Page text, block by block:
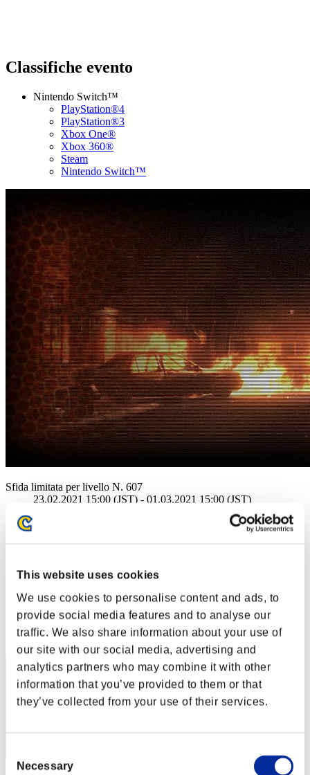
This website uses cookies
We use cookies to personalise content and ads, to
provide social media features and to analyse our
traffic. We also share information about your use of
our site with our social media, advertising and
analytics partners who may combine it with other
information that you’ve provided to them or that
they’ve collected from your use of their services.
Selection
Necessary
Classifiche evento
Nintendo Switch™
PlayStation®4
PlayStation®3
Xbox One®
Xbox 360®
Steam
Nintendo Switch™
Sfida limitata per livello N. 607
23.02.2021 15:00 (JST) - 01.03.2021 15:00 (JST)
Co-op
(Le classifiche sono aggiornate ogni 6 ore)
Classifiche
Posizione
141